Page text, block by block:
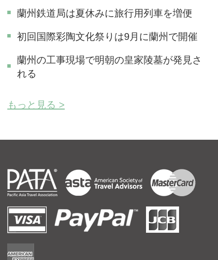
蘭州鉄道局は夏休みに旅行用列車を増便
初回国際彩陶文化祭りは9月に蘭州で開催
蘭州の工事現場で明朝の皇家陵墓が発見さ
れる
もっと見る >